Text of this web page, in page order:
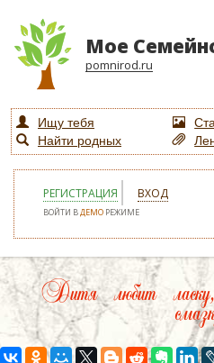
Мое
pomnirod.ru
Ищу тебя
Найти родных
РЕГИСТРАЦИЯ ВХОД
ВОЙТИ ВДЕМО РЕЖИМЕ
Дитя любит